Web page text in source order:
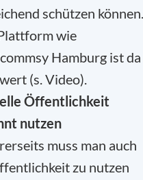
schützen können.
wie
Hamburg ist da
(s. Video).
Öffentlichkeit
nutzen
muss man auch
zu nutzen